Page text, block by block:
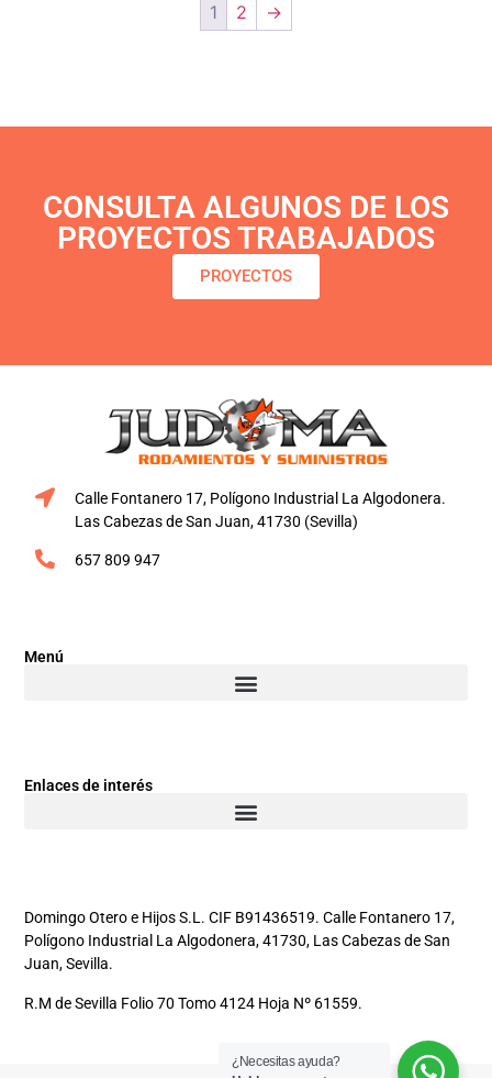
1 2 →
CONSULTA ALGUNOS DE LOS
PROYECTOS TRABAJADOS
PROYECTOS
Calle Fontanero 17, Polígono Industrial La Algodonera.
Las Cabezas de San Juan, 41730 (Sevilla)
657 809 947
Menú
Enlaces de interés
Domingo Otero e Hijos S.L. CIF B91436519. Calle Fontanero 17,
Polígono Industrial La Algodonera, 41730, Las Cabezas de San
Juan, Sevilla.
R.M de Sevilla Folio 70 Tomo 4124 Hoja Nº 61559.
¿Necesitas ayuda?